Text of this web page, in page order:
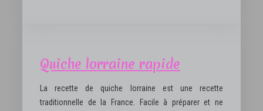
Quiche lorraine rapide
La recette de quiche lorraine est une recette
traditionnelle de la France. Facile à préparer et ne